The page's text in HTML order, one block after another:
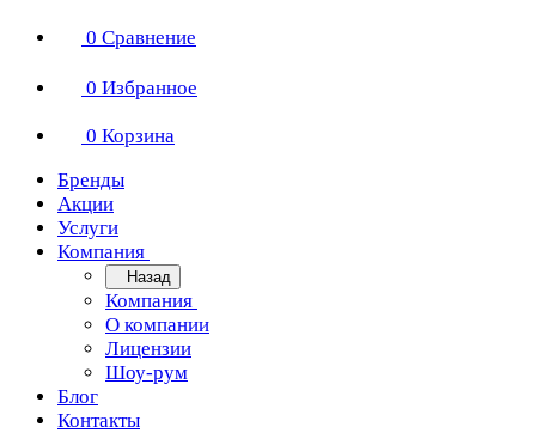
0 Сравнение
0 Избранное
0 Корзина
Бренды
Акции
Услуги
Компания
Назад
Компания
О компании
Лицензии
Шоу-рум
Блог
Контакты